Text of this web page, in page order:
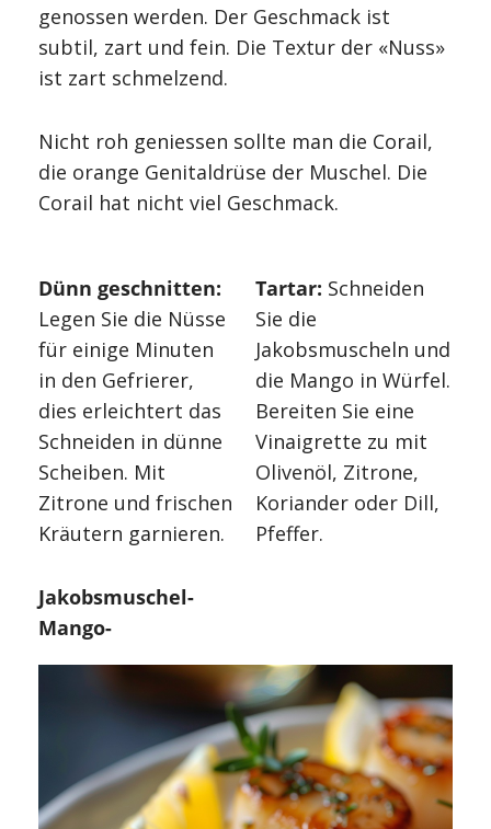
genossen werden. Der Geschmack ist
subtil, zart und fein. Die Textur der «Nuss»
ist zart schmelzend.
Nicht roh geniessen sollte man die Corail,
die orange Genitaldrüse der Muschel. Die
Corail hat nicht viel Geschmack.
Dünn geschnitten:
Legen Sie die Nüsse
für einige Minuten
in den Gefrierer,
dies erleichtert das
Schneiden in dünne
Scheiben. Mit
Zitrone und frischen
Kräutern garnieren.
Jakobsmuschel-
Mango-
Tartar: Schneiden
Sie die
Jakobsmuscheln und
die Mango in Würfel.
Bereiten Sie eine
Vinaigrette zu mit
Olivenöl, Zitrone,
Koriander oder Dill,
Pfeffer.